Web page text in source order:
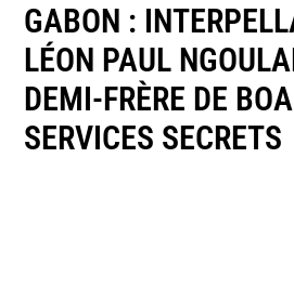
GABON :
LÉON PAUL
DEMI-FRÈRE DE
SERVICES SECRETS